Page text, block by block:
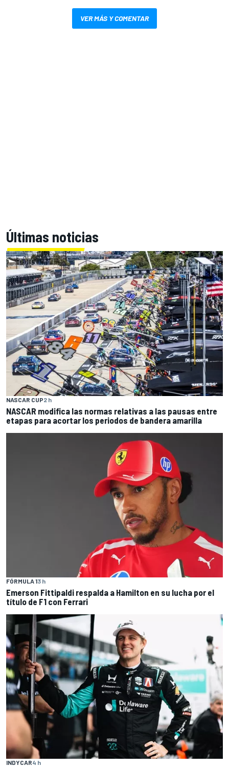
VER MÁS Y COMENTAR
Últimas noticias
NASCAR CUP2 h
NASCAR modifica las normas relativas a las pausas entre
etapas para acortar los periodos de bandera amarilla
FÓRMULA 13 h
Emerson Fittipaldi respalda a Hamilton en su lucha por el
título de F1 con Ferrari
INDYCAR4 h